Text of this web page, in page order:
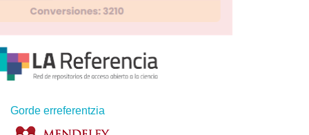
Gorde erreferentzia